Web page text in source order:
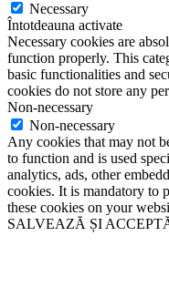
Necessary
Întotdeauna activate
Necessary cookies are
function properly. This
basic functionalities and
cookies do not store any
Non-necessary
Non-necessary
Any cookies that may not
to function and is used
analytics, ads, other
cookies. It is mandatory to
these cookies on your
SALVEAZĂ ȘI